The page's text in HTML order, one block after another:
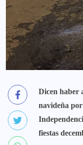
Dicen haber
navideña
fiestas